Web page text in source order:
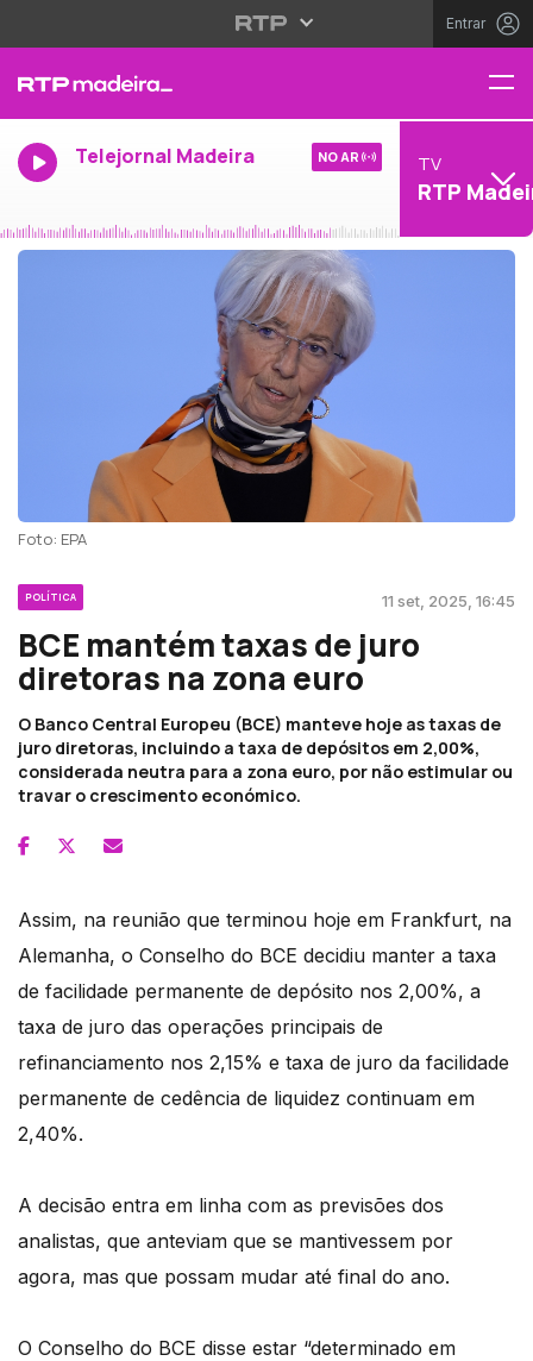
Entrar
Telejornal Madeira NO AR TV
RTP
Foto: EPA
POLÍTICA 11 set, 2025, 16:45
BCE mantém taxas de juro
diretoras na zona euro
O Banco Central Europeu (BCE) manteve hoje as taxas de
juro diretoras, incluindo a taxa de depósitos em 2,00%,
considerada neutra para a zona euro, por não estimular ou
travar o crescimento económico.
Assim, na reunião que terminou hoje em Frankfurt, na
Alemanha, o Conselho do BCE decidiu manter a taxa
de facilidade permanente de depósito nos 2,00%, a
taxa de juro das operações principais de
refinanciamento nos 2,15% e taxa de juro da facilidade
permanente de cedência de liquidez continuam em
2,40%.
A decisão entra em linha com as previsões dos
analistas, que anteviam que se mantivessem por
agora, mas que possam mudar até final do ano.
O Conselho do BCE disse estar “determinado em